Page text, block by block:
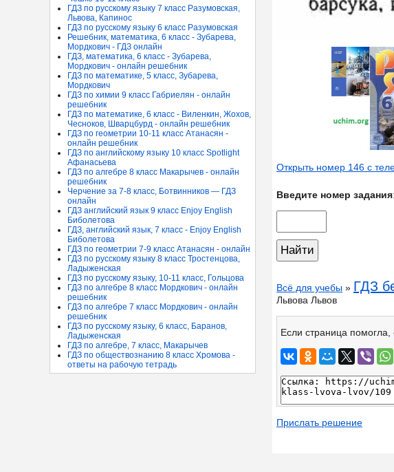
Открыть номер 146 с
Введите номер задания:
Всё для учебы » ГДЗ
Львова Львов
Если страница помогла,
Прислать решение
ГДЗ по русскому языку 7 класс Разумовская,
Львова, Капинос
ГДЗ по русскому языку 6 класс Разумовская
Решебник, математика, 6 класс - Зубарева,
Мордкович - ГДЗ онлайн
ГДЗ, математика, 6 класс - Зубарева,
Мордкович - онлайн решебник
ГДЗ по математике, 5 класс, Зубарева,
Мордкович
ГДЗ по химии 9 класс Габриелян - онлайн
решебник
ГДЗ по математике, 6 класс - Виленкин, Жохов,
Чесноков, Шварцбурд - онлайн решебник
ГДЗ по геометрии 10-11 класс Атанасян -
онлайн решебник
ГДЗ по английскому языку 10 класс Spotlight
Афанасьева
ГДЗ по алгебре 8 класс Макарычев - онлайн
решебник
Черчение за 7-8 класс, Ботвинников — ГДЗ
онлайн
ГДЗ английский язык 9 класс Enjoy English
Биболетова
ГДЗ, английский язык, 7 класс - Enjoy English
Биболетова
ГДЗ по геометрии 7-9 класс Атанасян - онлайн
ГДЗ по русскому языку 8 класс Тростенцова,
Ладыженская
ГДЗ по русскому языку, 10-11 класс, Гольцова
ГДЗ по алгебре 8 класс Мордкович - онлайн
решебник
ГДЗ по алгебре 7 класс Мордкович - онлайн
решебник
ГДЗ по русскому языку, 6 класс, Баранов,
Ладыженская
ГДЗ по алгебре, 7 класс, Макарычев
ГДЗ по обществознанию 8 класс Хромова -
ответы на рабочую тетрадь